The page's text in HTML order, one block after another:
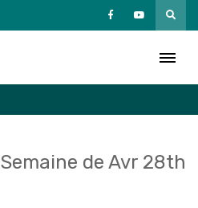
Semaine de Avr 28th